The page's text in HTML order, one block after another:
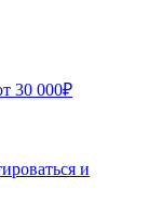
30 000₽
и